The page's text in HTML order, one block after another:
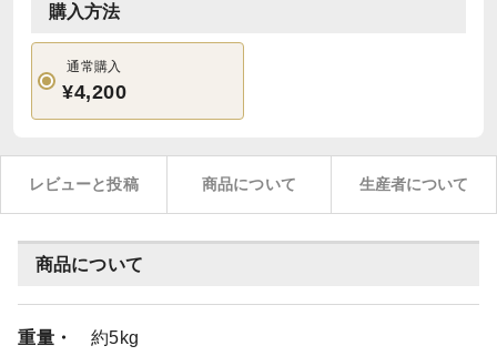
購入方法
通常購入
¥4,200
レビューと投稿 商品について 生産者について
商品について
重量・
約5kg